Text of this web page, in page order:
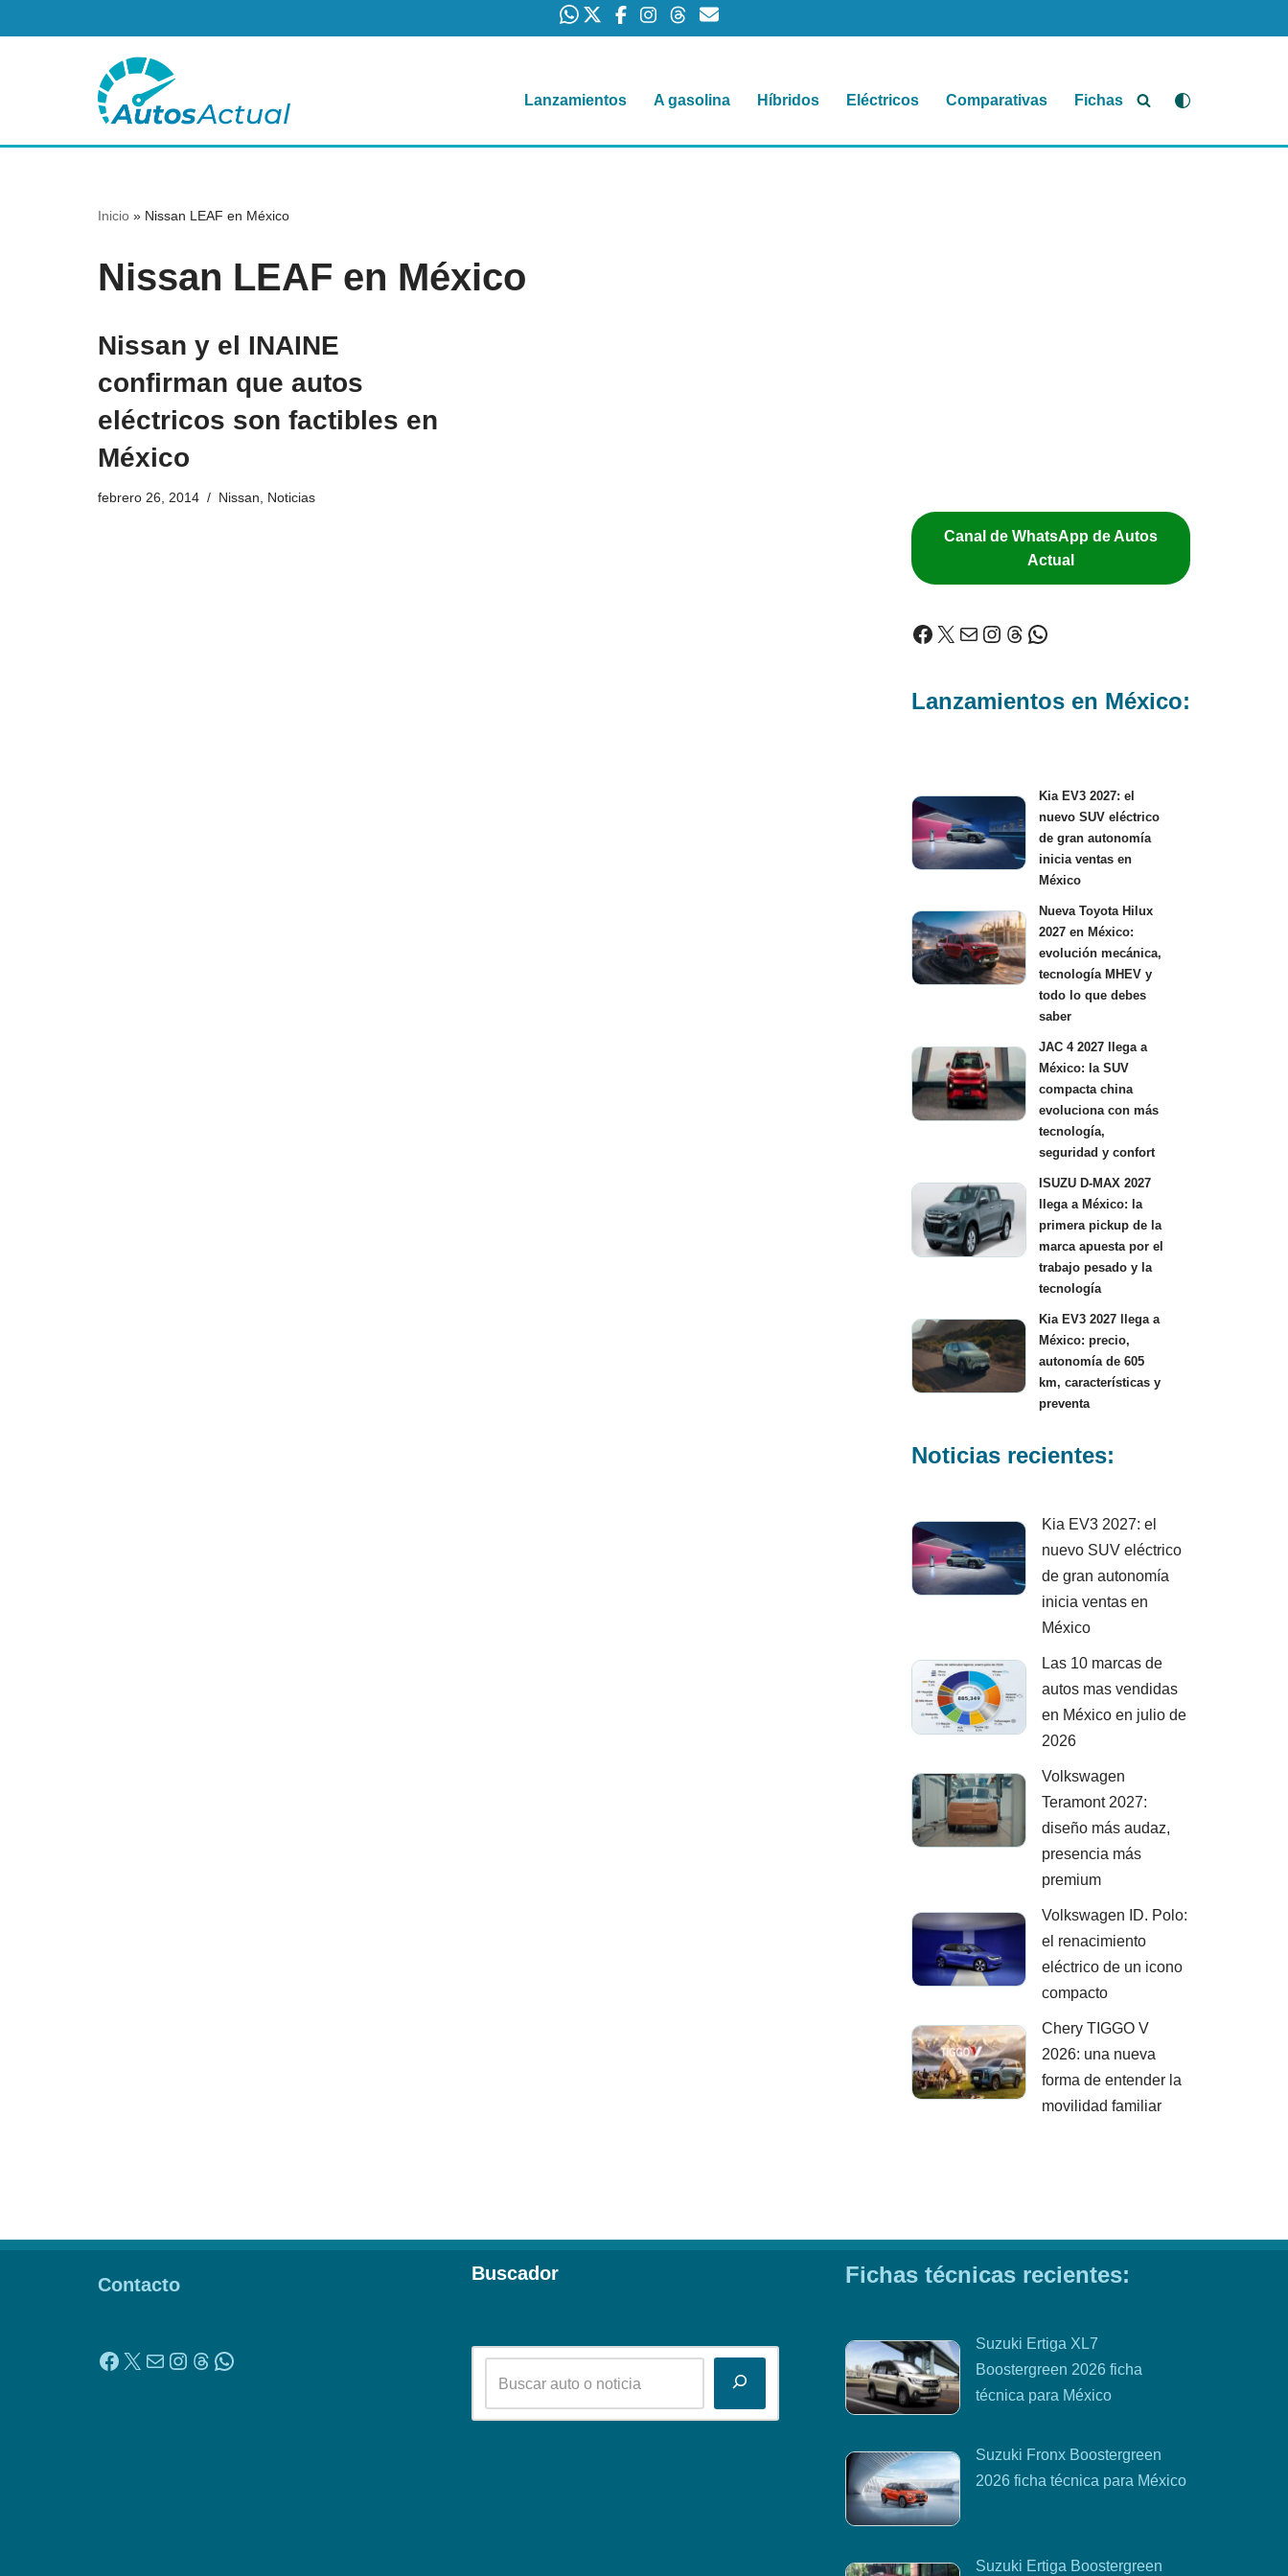
contenido
Lanzamientos A gasolina Híbridos Eléctricos Comparativas Fichas
Inicio » Nissan LEAF en México
Nissan LEAF en México
Nissan y el INAINE
confirman que autos
eléctricos son factibles en
México
febrero 26, 2014 Nissan, Noticias
Canal de WhatsApp de Autos
Actual
Lanzamientos en México:
Kia EV3 2027: el
nuevo SUV eléctrico
de gran autonomía
inicia ventas en
México
Nueva Toyota Hilux
2027 en México:
evolución mecánica,
tecnología MHEV y
todo lo que debes
saber
JAC 4 2027 llega a
México: la SUV
compacta china
evoluciona con más
tecnología,
seguridad y confort
ISUZU D-MAX 2027
llega a México: la
primera pickup de la
marca apuesta por el
trabajo pesado y la
tecnología
Kia EV3 2027 llega a
México: precio,
autonomía de 605
km, características y
preventa
Noticias recientes:
Kia EV3 2027: el
nuevo SUV eléctrico
de gran autonomía
inicia ventas en
México
Las 10 marcas de
autos mas vendidas
en México en julio de
2026
Volkswagen
Teramont 2027:
diseño más audaz,
presencia más
premium
Volkswagen ID. Polo:
el renacimiento
eléctrico de un icono
compacto
Chery TIGGO V
2026: una nueva
forma de entender la
movilidad familiar
Contacto
Buscador Fichas técnicas recientes:
Suzuki Ertiga XL7
Boostergreen 2026 ficha
técnica para México
Suzuki Fronx Boostergreen
2026 ficha técnica para México
Suzuki Ertiga Boostergreen